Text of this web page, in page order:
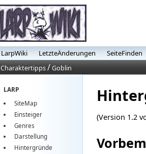
LarpWiki LetzteÄnderungen SeiteFinden
Charaktertipps/Goblin
LARP
SiteMap
Einsteiger
Genres
Darstellung
Hintergründe
(Version 1.2